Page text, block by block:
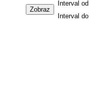
Zobraz
Interval od
Interval do